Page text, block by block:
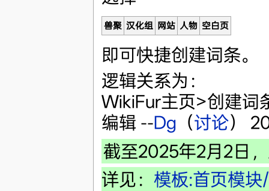
兽聚 汉化组 网站 人物 空白页
即可快捷创建词条。
逻辑关系为：
WikiFur主页>创建词
编辑 --Dg （讨论）
截至2025年2月2日
详见： 模板:首页模